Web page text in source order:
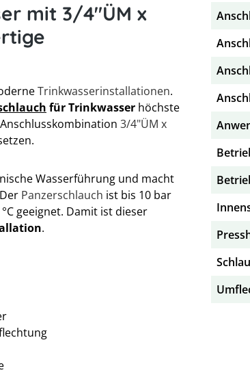
mit 3/4"ÜM x
Trinkwasserinstallationen.
für Trinkwasser höchste
3/4"ÜM x
Wasserführung und macht
Panzerschlauch ist bis 10 bar
geeignet. Damit ist dieser
.